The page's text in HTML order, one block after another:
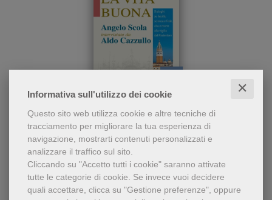
Informativa sull'utilizzo dei cookie ✕
Questo sito web utilizza cookie e altre tecniche di
tracciamento per migliorare la tua esperienza di
navigazione, mostrarti contenuti personalizzati e
analizzare il traffico sul sito.
Cliccando su "Accetto tutti i cookie" saranno attivate
tutte le categorie di cookie. Se invece vuoi decidere
quali accettare, clicca su "Gestione preferenze", oppure
cruciali per la società
italiana: come intendere
oggi la laicità; i giovani e la
rivoluzione di Dio; co
La vita buona
Angelo Scola
,
Aldo Cazzullo
6,49 €